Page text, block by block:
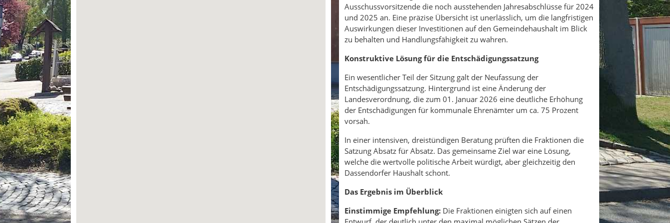
Ausschussvorsitzende die noch ausstehenden Jahresabschlüsse für 2024
und 2025 an. Eine präzise Übersicht ist unerlässlich, um die langfristigen
Auswirkungen dieser Investitionen auf den Gemeindehaushalt im Blick
zu behalten und Handlungsfähigkeit zu wahren.
Konstruktive Lösung für die Entschädigungssatzung
Ein wesentlicher Teil der Sitzung galt der Neufassung der
Entschädigungssatzung. Hintergrund ist eine Änderung der
Landesverordnung, die zum 01. Januar 2026 eine deutliche Erhöhung
der Entschädigungen für kommunale Ehrenämter um ca. 75 Prozent
vorsah.
In einer intensiven, dreistündigen Beratung prüften die Fraktionen die
Satzung Absatz für Absatz. Das gemeinsame Ziel war eine Lösung,
welche die wertvolle politische Arbeit würdigt, aber gleichzeitig den
Dassendorfer Haushalt schont.
Das Ergebnis im Überblick
Einstimmige Empfehlung:Die Fraktionen einigten sich auf einen